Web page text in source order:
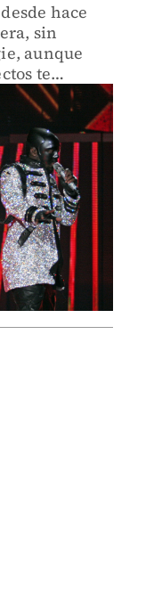
hace
sin
aunque
te